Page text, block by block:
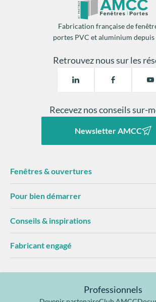
Fabrication française de
portes PVC et aluminium depuis
Retrouvez nous sur les
Recevez nos conseils sur-
Newsletter AMCC
Fenêtres & ouvertures
Pour bien démarrer
Conseils & inspirations
Fabricant engagé
Professionnels